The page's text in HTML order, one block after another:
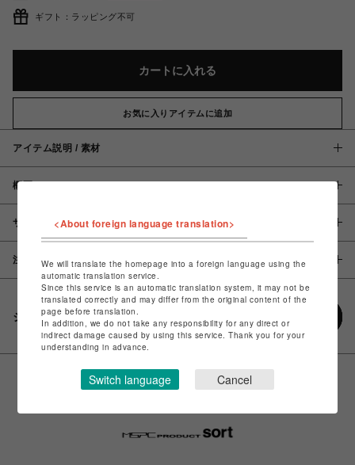
ギフト：ラッピング不可
カートに入れる
お気に入りアイテムに追加
アイテム説明 / 素材
概要
サイズ
注意事項
シェアする
<About foreign language translation>
We will translate the homepage into a foreign language using the
automatic translation service.
Since this service is an automatic translation system, it may not be
translated correctly and may differ from the original content of the
page before translation.
In addition, we do not take any responsibility for any direct or
indirect damage caused by using this service. Thank you for your
understanding in advance.
Switch language Cancel